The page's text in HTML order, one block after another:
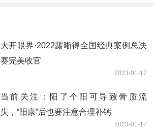
大开眼界·2022露晰得全国经典案例总决
赛完美收官
2023-01-17
当前关注：阳了个阳可导致骨质流
失，“阳康”后也要注意合理补钙
2023-01-17